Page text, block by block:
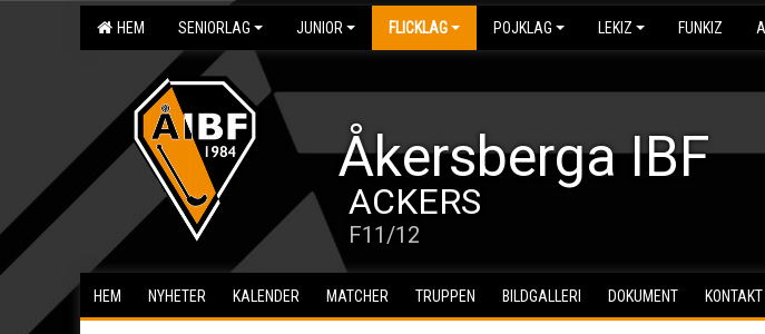
HEM SENIORLAG JUNIOR FLICKLAG POJKLAG LEKIZ FUNKIZ
Åkersberga IBF
ACKERS
F11/12
HEM NYHETER KALENDER MATCHER TRUPPEN BILDGALLERI DOKUMENT KONTAKT